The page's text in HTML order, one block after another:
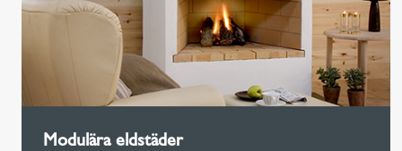
Modulära eldstäder